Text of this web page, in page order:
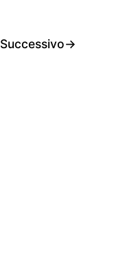
Successivo→